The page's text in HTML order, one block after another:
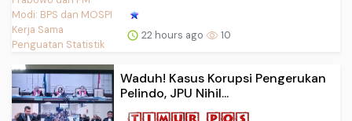
22 hours ago 10
Waduh! Kasus Korupsi Pengerukan
Pelindo, JPU Nihil...